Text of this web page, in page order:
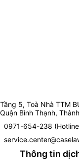
Tầng 5, Toà Nhà TTM
Quận Bình Thạnh,
0971-654-238
Thông tin